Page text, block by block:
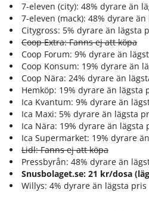
7-eleven (city): 48% dyrare än
7-eleven (mack): 48% dyrare
Citygross: 5% dyrare än lägsta
Coop Extra: Fanns ej att köpa
Coop Forum: 9% dyrare än
Coop Konsum: 19% dyrare än
Coop Nära: 24% dyrare än
Hemköp: 19% dyrare än lägsta
Ica Kvantum: 9% dyrare än
Ica Maxi: 5% dyrare än lägsta
Ica Nära: 19% dyrare än lägsta
Ica Supermarket: 19% dyrare
Lidl: Fanns ej att köpa
Pressbyrån: 48% dyrare än
Snusbolaget.se: 21 kr/dosa
Willys: 4% dyrare än lägsta pris